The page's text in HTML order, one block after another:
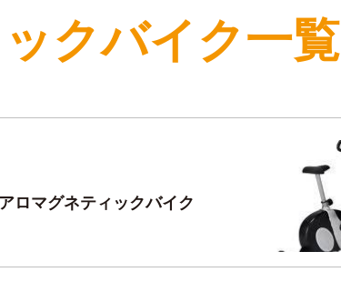
クバイク一覧
ロマグネティックバイク